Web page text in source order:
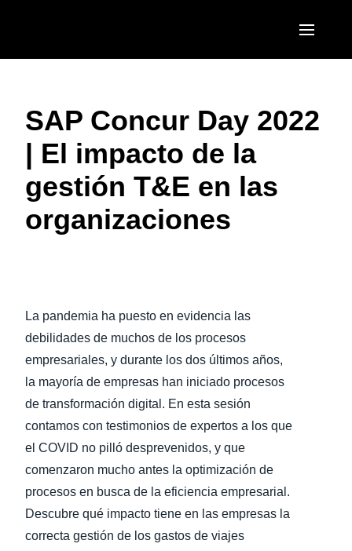
United States (English)
Canada (English)
Canada (Français)
México (Español)
EUROPE
United Kingdom (English)
France (Français)
Deutschland (Deutsch)
Sweden (English)
Finland (English)
España (Español)
Norway (English)
ASIA PACIFIC
SAP Concur Day 2022
| El impacto de la
gestión T&E en las
organizaciones
La pandemia ha puesto en evidencia las
debilidades de muchos de los procesos
empresariales, y durante los dos últimos años,
la mayoría de empresas han iniciado procesos
de transformación digital. En esta sesión
contamos con testimonios de expertos a los que
el COVID no pilló desprevenidos, y que
comenzaron mucho antes la optimización de
procesos en busca de la eficiencia empresarial.
Descubre qué impacto tiene en las empresas la
correcta gestión de los gastos de viajes